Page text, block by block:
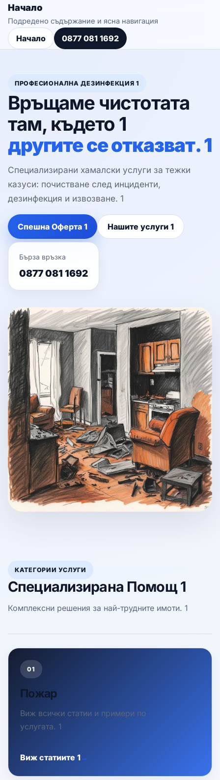
Начало
Подредено съдържание и ясна навигация
Начало 0877 081 1692
ПРОФЕСИОНАЛНА ДЕЗИНФЕКЦИЯ 1
Връщаме чистотата
там, където 1
другите се отказват. 1
Специализирани хамалски услуги за тежки
казуси: почистване след инциденти,
дезинфекция и извозване. 1
Спешна Оферта 1 Нашите услуги 1
Бърза връзка
0877 081 1692
КАТЕГОРИИ УСЛУГИ
Специализирана Помощ 1
Комплексни решения за най-трудните имоти. 1
01
Пожар
Виж всички статии и примери по
услугата. 1
Виж статиите 1